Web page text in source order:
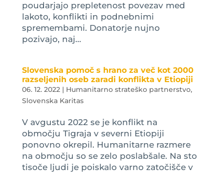
poudarjajo prepletenost povezav med
lakoto, konflikti in podnebnimi
spremembami. Donatorje nujno
pozivajo, naj...
Slovenska pomoč s hrano za več kot 2000
razseljenih oseb zaradi konflikta v Etiopiji
06. 12. 2022| Humanitarno strateško partnerstvo,
Slovenska Karitas
V avgustu 2022 se je konflikt na
območju Tigraja v severni Etiopiji
ponovno okrepil. Humanitarne razmere
na območju so se zelo poslabšale. Na sto
tisoče ljudi je poiskalo varno zatočišče v